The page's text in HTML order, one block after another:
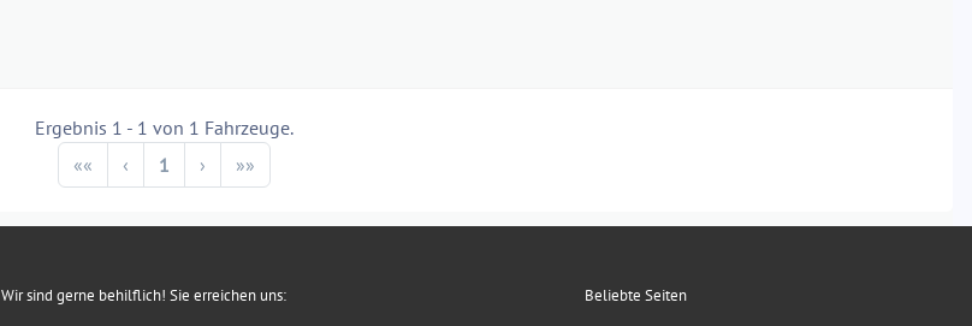
Ergebnis 1 - 1 von 1 Fahrzeuge.
««
‹Previous
1 ›Next»»
Wir sind gerne behilflich! Sie erreichen uns: Beliebte Seiten